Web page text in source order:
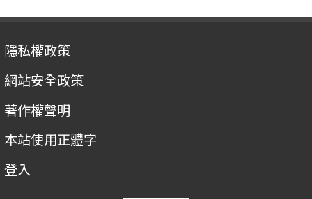
隱私權政策
網站安全政策
著作權聲明
本站使用正體字
登入